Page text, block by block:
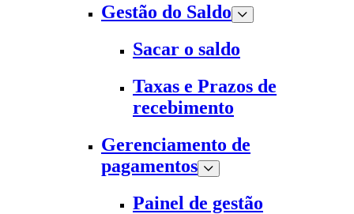
Gestão do Saldo
Sacar o saldo
Taxas e Prazos de
recebimento
Gerenciamento de
pagamentos
Painel de gestão